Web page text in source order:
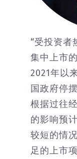
“受投资者
集中上市
2021年以
国政府停
根据过往
的影响预
较短的情
足的上市